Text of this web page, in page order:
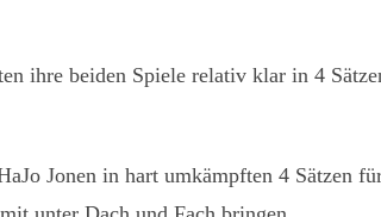
ihre beiden Spiele relativ klar in 4
Jonen in hart umkämpften 4 Sätzen